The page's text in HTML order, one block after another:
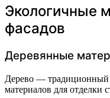
Экологичные
фасадов
Деревянные
Дерево — традиционный
материалов для отделки